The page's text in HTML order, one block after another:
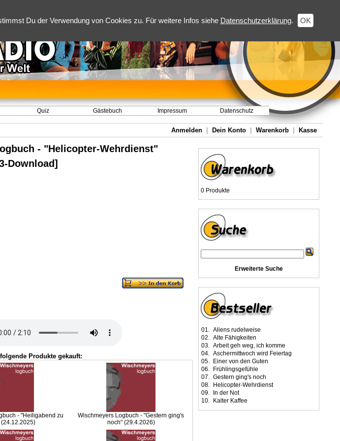
Du der Verwendung von Cookies zu. Für weitere Infos siehe Datenschutzerklärung. OK
Quiz Gästebuch Impressum Datenschutz
Anmelden Dein Konto Warenkorb Kasse
- "Helicopter-Wehrdienst"
Download]
Produkte gekauft:
- "Heiligabend zu
Wischmeyers Logbuch - "Gestern ging's
noch" (29.4.2026)
0 Produkte
Erweiterte Suche
01. Aliens rudelweise
02. Alte Fähigkeiten
03. Arbeit geh weg, ich komme
04. Aschermittwoch wird Feiertag
05.
Einer von den Guten
06.
Frühlingsgefühle
07. Gestern ging's noch
08.
Helicopter-Wehrdienst
09.
In der Not
10.
Kalter Kaffee